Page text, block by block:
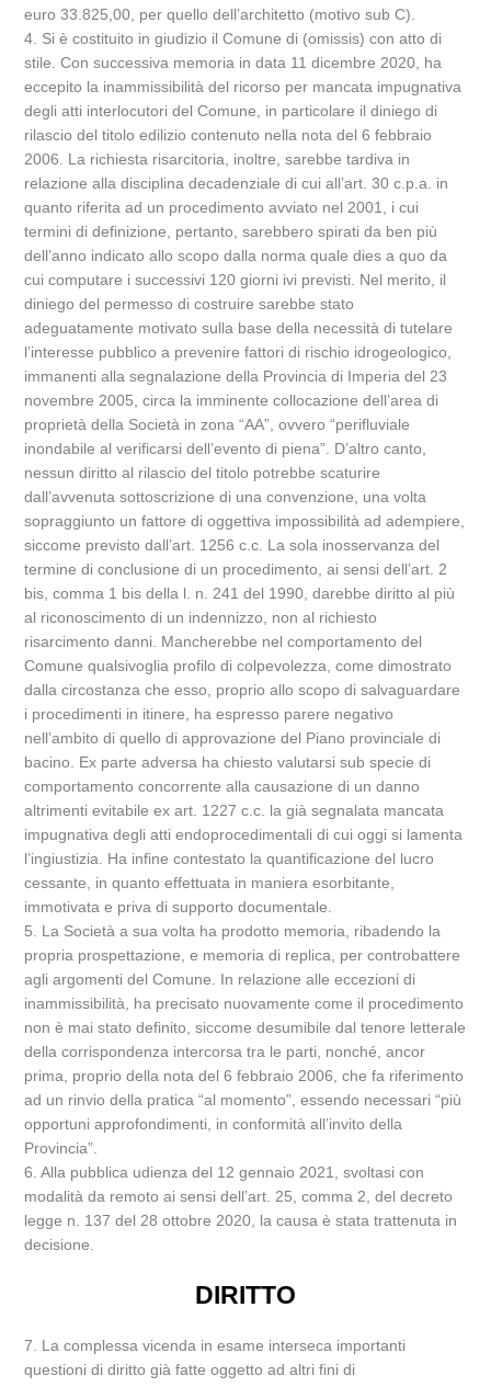
euro 33.825,00, per quello dell’architetto (motivo sub C).
4. Si è costituito in giudizio il Comune di (omissis) con atto di
stile. Con successiva memoria in data 11 dicembre 2020, ha
eccepito la inammissibilità del ricorso per mancata impugnativa
degli atti interlocutori del Comune, in particolare il diniego di
rilascio del titolo edilizio contenuto nella nota del 6 febbraio
2006. La richiesta risarcitoria, inoltre, sarebbe tardiva in
relazione alla disciplina decadenziale di cui all’art. 30 c.p.a. in
quanto riferita ad un procedimento avviato nel 2001, i cui
termini di definizione, pertanto, sarebbero spirati da ben più
dell’anno indicato allo scopo dalla norma quale dies a quo da
cui computare i successivi 120 giorni ivi previsti. Nel merito, il
diniego del permesso di costruire sarebbe stato
adeguatamente motivato sulla base della necessità di tutelare
l’interesse pubblico a prevenire fattori di rischio idrogeologico,
immanenti alla segnalazione della Provincia di Imperia del 23
novembre 2005, circa la imminente collocazione dell’area di
proprietà della Società in zona “AA”, ovvero “perifluviale
inondabile al verificarsi dell’evento di piena”. D’altro canto,
nessun diritto al rilascio del titolo potrebbe scaturire
dall’avvenuta sottoscrizione di una convenzione, una volta
sopraggiunto un fattore di oggettiva impossibilità ad adempiere,
siccome previsto dall’art. 1256 c.c. La sola inosservanza del
termine di conclusione di un procedimento, ai sensi dell’art. 2
bis, comma 1 bis della l. n. 241 del 1990, darebbe diritto al più
al riconoscimento di un indennizzo, non al richiesto
risarcimento danni. Mancherebbe nel comportamento del
Comune qualsivoglia profilo di colpevolezza, come dimostrato
dalla circostanza che esso, proprio allo scopo di salvaguardare
i procedimenti in itinere, ha espresso parere negativo
nell’ambito di quello di approvazione del Piano provinciale di
bacino. Ex parte adversa ha chiesto valutarsi sub specie di
comportamento concorrente alla causazione di un danno
altrimenti evitabile ex art. 1227 c.c. la già segnalata mancata
impugnativa degli atti endoprocedimentali di cui oggi si lamenta
l’ingiustizia. Ha infine contestato la quantificazione del lucro
cessante, in quanto effettuata in maniera esorbitante,
immotivata e priva di supporto documentale.
5. La Società a sua volta ha prodotto memoria, ribadendo la
propria prospettazione, e memoria di replica, per controbattere
agli argomenti del Comune. In relazione alle eccezioni di
inammissibilità, ha precisato nuovamente come il procedimento
non è mai stato definito, siccome desumibile dal tenore letterale
della corrispondenza intercorsa tra le parti, nonché, ancor
prima, proprio della nota del 6 febbraio 2006, che fa riferimento
ad un rinvio della pratica “al momento”, essendo necessari “più
opportuni approfondimenti, in conformità all’invito della
Provincia”.
6. Alla pubblica udienza del 12 gennaio 2021, svoltasi con
modalità da remoto ai sensi dell’art. 25, comma 2, del decreto
legge n. 137 del 28 ottobre 2020, la causa è stata trattenuta in
decisione.
DIRITTO
7. La complessa vicenda in esame interseca importanti
questioni di diritto già fatte oggetto ad altri fini di